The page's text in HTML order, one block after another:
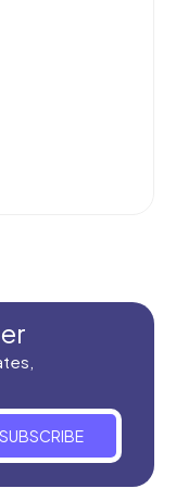
SUBSCRIBE